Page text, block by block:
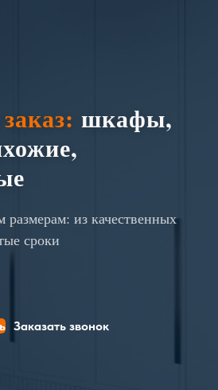
шкафы,
из качественных
сроки
Заказать звонок